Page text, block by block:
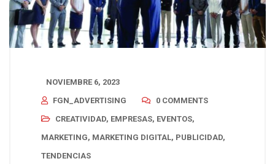
NOVIEMBRE 6, 2023
FGN_ADVERTISING
0 COMMENTS
CREATIVIDAD, EMPRESAS, EVENTOS,
MARKETING, MARKETING DIGITAL, PUBLICIDAD,
TENDENCIAS